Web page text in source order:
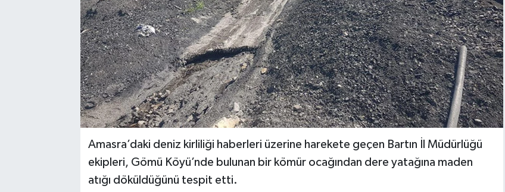
Amasra’daki deniz kirliliği haberleri üzerine harekete geçen Bartın İl Müdürlüğü
ekipleri, Gömü Köyü’nde bulunan bir kömür ocağından dere yatağına maden
atığı döküldüğünü tespit etti.